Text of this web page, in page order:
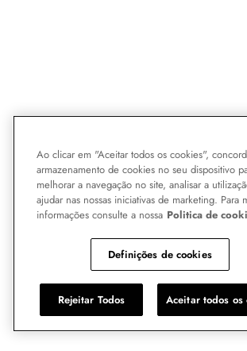
Ao clicar em "Aceitar todos os cookies",
armazenamento de cookies no seu dispositivo
melhorar a navegação no site, analisar a
ajudar nas nossas iniciativas de marketing. Para
informações consulte a nossa Politica de
Definições de cookies
Rejeitar Todos Aceitar todos os